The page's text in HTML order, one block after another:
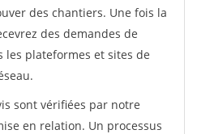
des chantiers. Une fois la
des demandes de
les plateformes et sites de
sont vérifiées par notre
en relation. Un processus